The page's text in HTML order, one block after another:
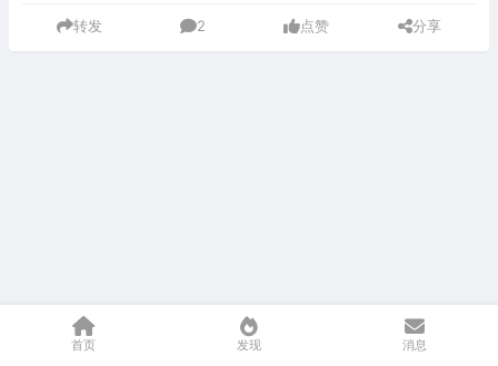
首页 发现 消息
转发 2 点赞 分享